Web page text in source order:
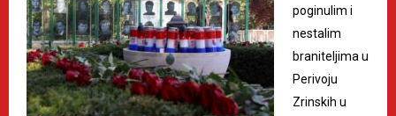
poginulim i
nestalim
braniteljima u
Perivoju
Zrinskih u